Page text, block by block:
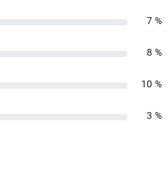
7 %
8 %
10 %
3 %